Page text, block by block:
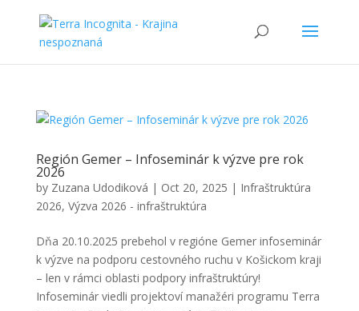
Región Gemer – Infoseminár k výzve pre rok
2026
by Zuzana Udodiková | Oct 20, 2025 | Infraštruktúra
2026, Výzva 2026 - infraštruktúra
Dňa 20.10.2025 prebehol v regióne Gemer infoseminár
k výzve na podporu cestovného ruchu v Košickom kraji
– len v rámci oblasti podpory infraštruktúry!
Infoseminár viedli projektoví manažéri programu Terra